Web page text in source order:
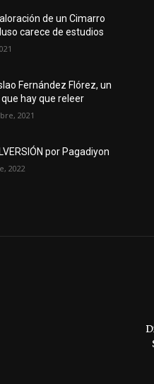
de un Cimarro
carece de estudios
Fernández Flórez, un
hay que releer
2021
por Pagadiyon
2022